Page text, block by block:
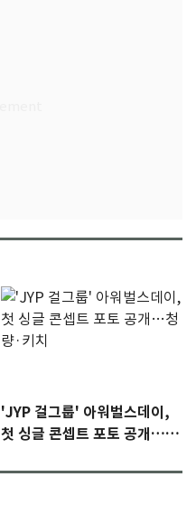
'JYP 걸그룹' 아워벌스데이,
첫 싱글 콘셉트 포토 공개…청